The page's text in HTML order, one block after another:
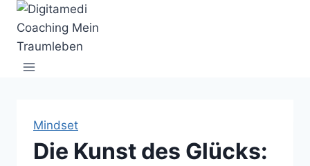
Zum
Inhalt
springen
Mindset
Die Kunst des Glücks: